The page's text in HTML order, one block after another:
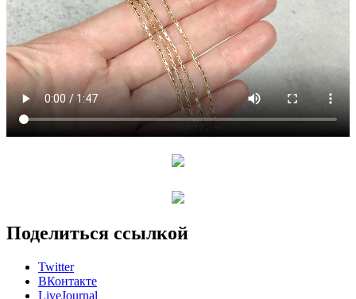
Поделиться ссылкой
Twitter
ВКонтакте
LiveJournal